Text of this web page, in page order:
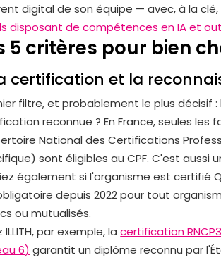
digital de son équipe — avec, à la clé,
disposant de compétences en IA et
5 critères pour bien
certification et la
filtre, et probablement le plus décisif
reconnue ? En France, seules les
National des Certifications
sont éligibles au CPF. C'est aussi
également si l'organisme est
depuis 2022 pour tout
ou mutualisés.
ILLITH, par exemple, lacertification
6) garantit un diplôme reconnu par